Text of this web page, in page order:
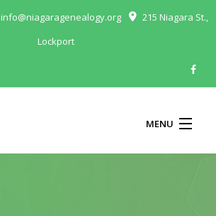
info@niagaragenealogy.org
215 Niagara St.,
Lockport
MENU